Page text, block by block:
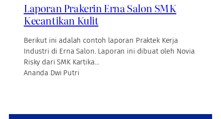
Laporan Prakerin Erna Salon SMK
Kecantikan Kulit
Berikut ini adalah contoh laporan Praktek Kerja
Industri di Erna Salon. Laporan ini dibuat oleh Novia
Risky dari SMK Kartika…
Ananda Dwi Putri